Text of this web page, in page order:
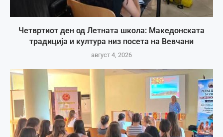
Четвртиот ден од Летната школа: Македонската
традиција и култура низ посета на Вевчани
август 4, 2026